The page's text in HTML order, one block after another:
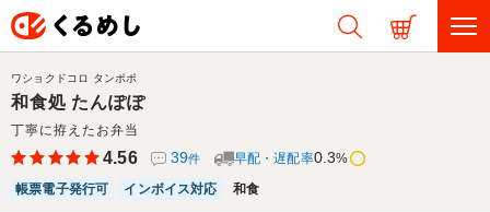
和食処 たんぽぽ
丁寧に拵えたお弁当
ワショクドコロ タンポポ
4.56 39件 早配・遅配率0.3%
帳票電子発行可
インボイス対応 和食